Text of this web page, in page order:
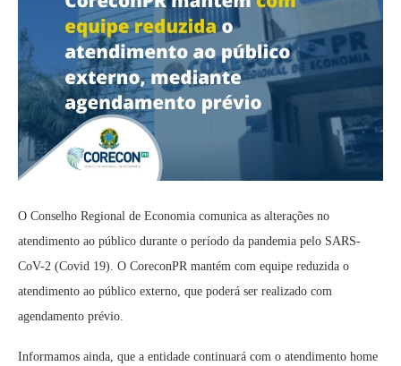
O Conselho Regional de Economia comunica as alterações no
atendimento ao público durante o período da pandemia pelo SARS-
CoV-2 (Covid 19). O CoreconPR mantém com equipe reduzida o
atendimento ao público externo, que poderá ser realizado com
agendamento prévio.
Informamos ainda, que a entidade continuará com o atendimento home